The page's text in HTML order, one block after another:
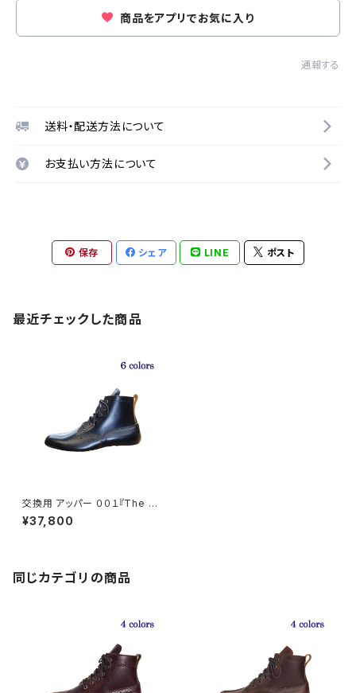
商品をアプリでお気に入り
通報する
送料・配送方法について
お支払い方法について
保存 シェア LINE ポスト
最近チェックした商品
交換用 アッパー ００１『The W
ork Boots』
¥37,800
同じカテゴリの商品